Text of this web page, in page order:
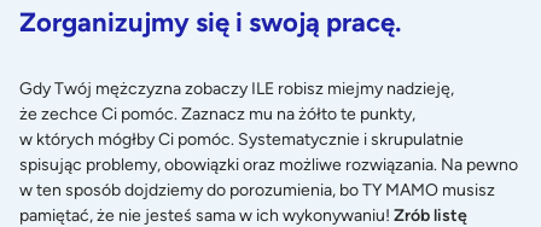
Zorganizujmy się i swoją pracę.
Gdy Twój mężczyzna zobaczy ILE robisz miejmy nadzieję,
że zechce Ci pomóc. Zaznacz mu na żółto te punkty,
w których mógłby Ci pomóc. Systematycznie i skrupulatnie
spisując problemy, obowiązki oraz możliwe rozwiązania. Na pewno
w ten sposób dojdziemy do porozumienia, bo TY MAMO musisz
pamiętać, że nie jesteś sama w ich wykonywaniu! Zrób listę